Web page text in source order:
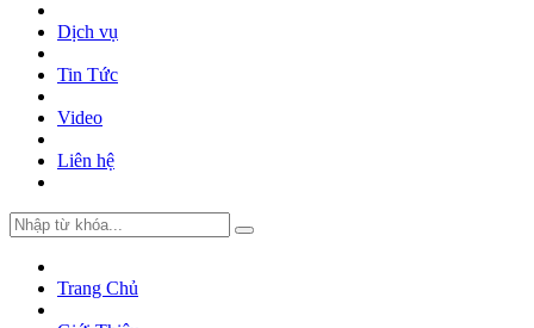
Dịch vụ
Tin Tức
Video
Liên hệ
Trang Chủ